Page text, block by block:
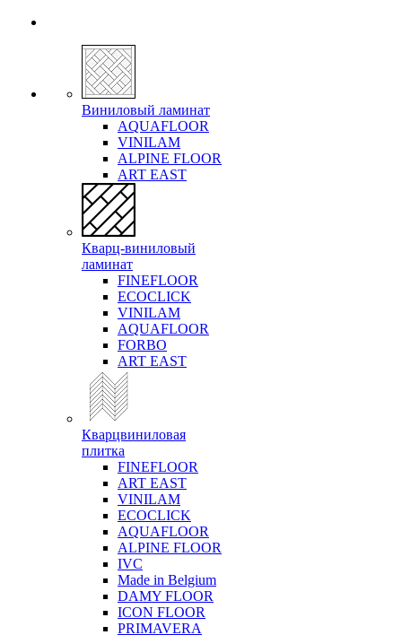
Виниловый ламинат
AQUAFLOOR
VINILAM
ALPINE FLOOR
ART EAST
Кварц-виниловый
ламинат
FINEFLOOR
ECOCLICK
VINILAM
AQUAFLOOR
FORBO
ART EAST
Кварцвиниловая
плитка
FINEFLOOR
ART EAST
VINILAM
ECOCLICK
AQUAFLOOR
ALPINE FLOOR
IVC
Made in Belgium
DAMY FLOOR
ICON FLOOR
PRIMAVERA